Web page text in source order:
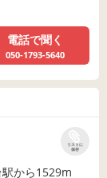
電話で聞く
050-1793-5640
リストに
保存
から1529m